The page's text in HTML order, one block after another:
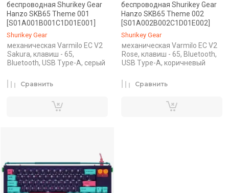
беспроводная Shurikey Gear
Hanzo SKB65 Theme 001
[S01A001B001C1D01E001]
Shurikey Gear
механическая Varmilo EC V2
Sakura, клавиш - 65,
Bluetooth, USB Type-A, серый
Сравнить
беспроводная Shurikey Gear
Hanzo SKB65 Theme 002
[S01A002B002C1D01E002]
Shurikey Gear
механическая Varmilo EC V2
Rose, клавиш - 65, Bluetooth,
USB Type-A, коричневый
Сравнить